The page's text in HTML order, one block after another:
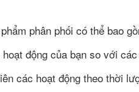
phân phối có thể bao
động của bạn so với
các hoạt động theo thời